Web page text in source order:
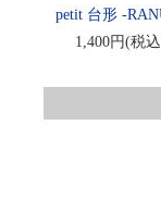
petit 台形 -
1,400円(税